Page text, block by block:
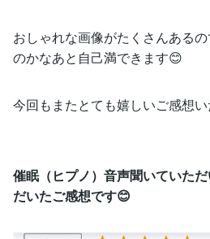
おしゃれな画像がたくさんある
のかなあと自己満できます😊
今回もまたとても嬉しいご感想い
催眠（ヒプノ）音声聞いていた
だいたご感想です😊